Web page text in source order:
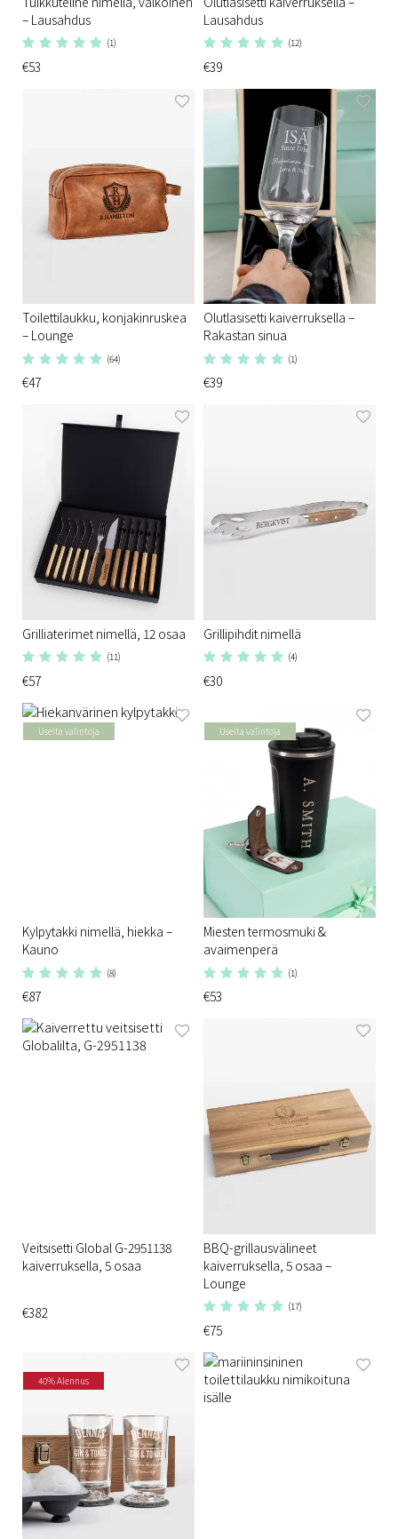
– Lausahdus
(1)
€53
Lausahdus
(12)
€39
Toilettilaukku, konjakinruskea
– Lounge
(64)
€47
Olutlasisetti kaiverruksella –
Rakastan sinua
(1)
€39
Grilliaterimet nimellä, 12 osaa
(11)
€57
Grillipihdit nimellä
(4)
€30
Useita valintoja
Kylpytakki nimellä, hiekka –
Kauno
(8)
€87
Useita valintoja
Miesten termosmuki &
avaimenperä
(1)
€53
Veitsisetti Global G-2951138
kaiverruksella, 5 osaa
€382
BBQ-grillausvälineet
kaiverruksella, 5 osaa –
Lounge
(17)
€75
40% Alennus